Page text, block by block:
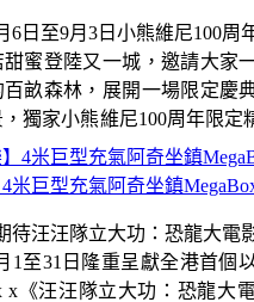
4米巨型充氣阿奇坐鎮
待汪汪隊立大功：恐龍大電
1至31日隆重呈獻全港首個
x《汪汪隊立大功：恐龍大
6日至9月3日小熊維尼100周
蜜登陸又一城，邀請大家
畝森林，展開一場限定慶
獨家小熊維尼100周年限定